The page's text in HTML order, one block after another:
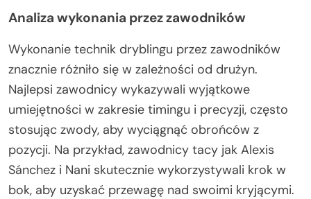
Analiza wykonania przez zawodników
Wykonanie technik dryblingu przez zawodników
znacznie różniło się w zależności od drużyn.
Najlepsi zawodnicy wykazywali wyjątkowe
umiejętności w zakresie timingu i precyzji, często
stosując zwody, aby wyciągnąć obrońców z
pozycji. Na przykład, zawodnicy tacy jak Alexis
Sánchez i Nani skutecznie wykorzystywali krok w
bok, aby uzyskać przewagę nad swoimi kryjącymi.